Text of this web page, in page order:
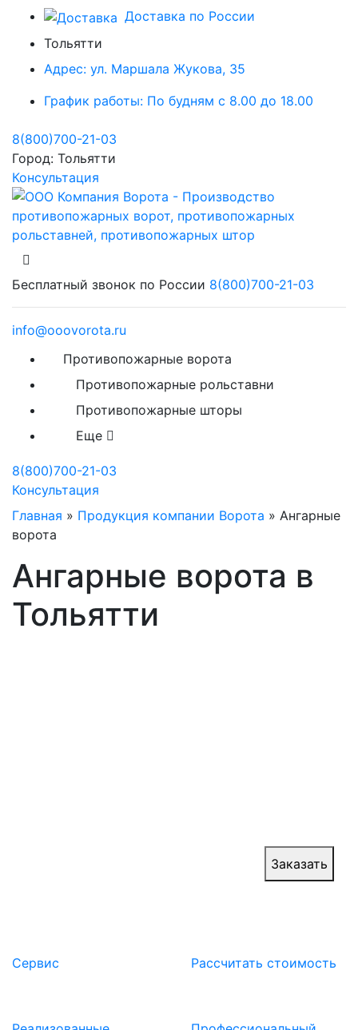
Доставка по России
Тольятти
Адрес: ул. Маршала Жукова, 35
График работы: По будням с 8.00 до 18.00
8(800)700-21-03
Город: Тольятти
Консультация
Бесплатный звонок по России 8(800)700-21-03
info@ooovorota.ru
Противопожарные ворота
Противопожарные рольставни
Противопожарные шторы
Еще
8(800)700-21-03
Консультация
Главная » Продукция компании Ворота » Ангарные
ворота
Ангарные ворота в
Тольятти
Заказать
Сервис Расcчитать стоимость